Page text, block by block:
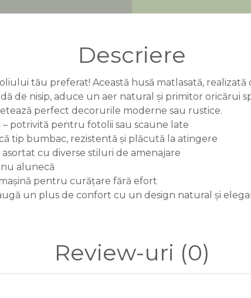
Descriere
tău preferat! Această husă matlasată,
de nisip, aduce un aer natural și primitor oricărui
perfect decorurile moderne sau rustice.
– potrivită pentru fotolii sau scaune late
tip bumbac, rezistentă și plăcută la atingere
asortat cu diverse stiluri de amenajare
nu alunecă
pentru curățare fără efort
un plus de confort cu un design natural și
Review-uri (0)